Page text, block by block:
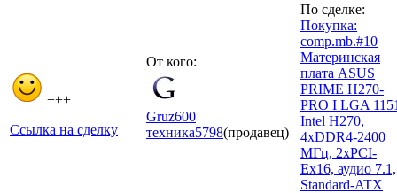
+++
Ссылка на сделку
От кого:
Gruz600
техника5798(продавец)
По сделке:
Покупка:
comp.mb.#10
Материнская
плата ASUS
PRIME H270-
PRO I LGA
Intel H270,
4xDDR4-2400
МГц, 2xPCI-
Ex16, аудио 7.1,
Standard-ATX